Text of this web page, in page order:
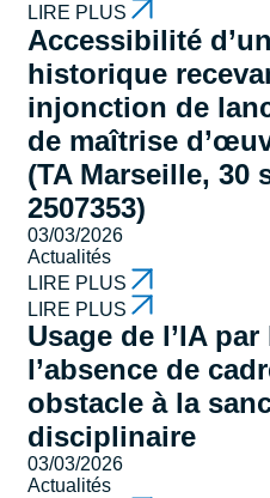
LIRE PLUS
Accessibilité
historique
injonction de
de maîtrise
(TA Marseille, 30
2507353)
03/03/2026
Actualités
LIRE PLUS
LIRE PLUS
Usage de l’IA
l’absence de
obstacle à la
disciplinaire
03/03/2026
Actualités